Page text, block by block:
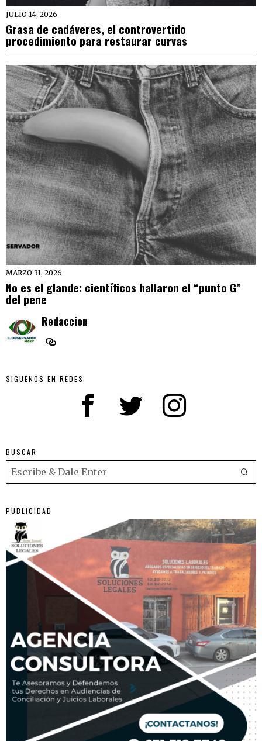
JULIO 14, 2026
Grasa de cadáveres, el controvertido
procedimiento para restaurar curvas
MARZO 31, 2026
No es el glande: científicos hallaron el “punto G”
del pene
Redaccion
SIGUENOS EN REDES
BUSCAR
PUBLICIDAD